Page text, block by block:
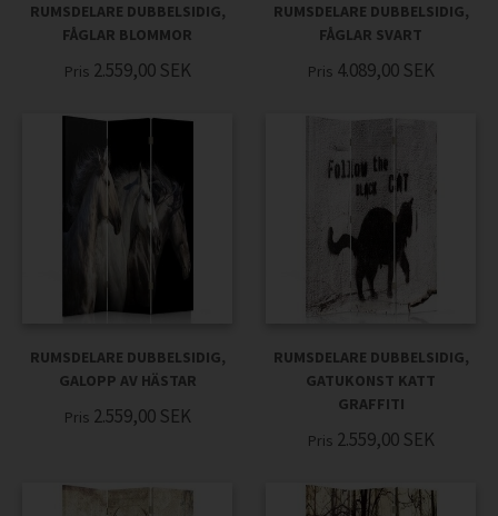
RUMSDELARE DUBBELSIDIG,
FÅGLAR BLOMMOR
Pris 2.559,00 SEK
RUMSDELARE DUBBELSIDIG,
FÅGLAR SVART
Pris 4.089,00 SEK
RUMSDELARE DUBBELSIDIG,
GALOPP AV HÄSTAR
Pris 2.559,00 SEK
RUMSDELARE DUBBELSIDIG,
GATUKONST KATT
GRAFFITI
Pris 2.559,00 SEK